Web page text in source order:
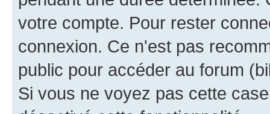
votre compte. Pour rester
connexion. Ce n'est pas
public pour accéder au forum
Si vous ne voyez pas cette